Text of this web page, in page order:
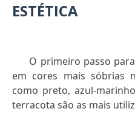
ESTÉTICA
O primeiro passo
em cores mais sóbrias
como preto, azul-
terracota são as mais